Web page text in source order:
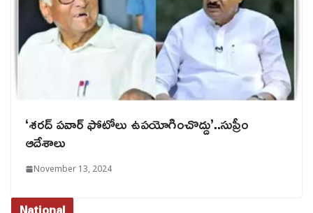
‘శరద్ పవార్ ఫోటోలు ఉపయోగించొద్దు’..సుప్రీం
ఆదేశాలు
November 13, 2024